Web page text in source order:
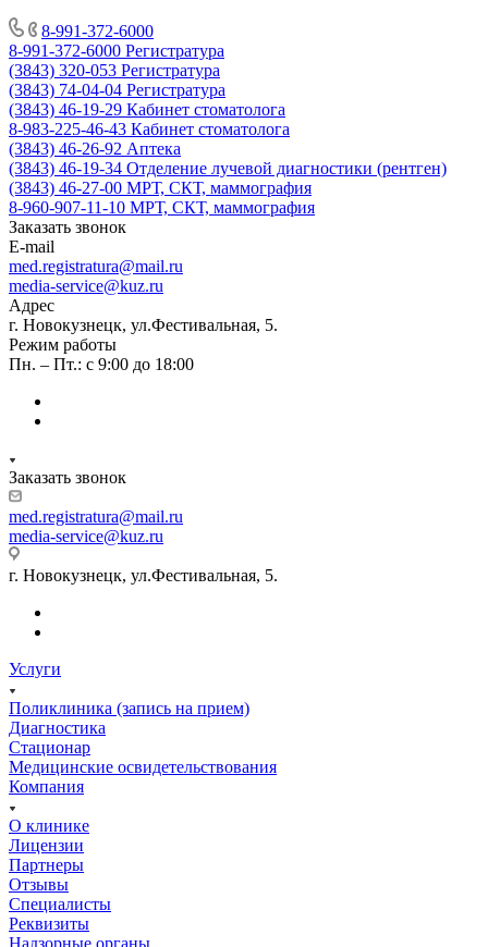
8-991-372-6000
8-991-372-6000 Регистратура
(3843) 320-053 Регистратура
(3843) 74-04-04 Регистратура
(3843) 46-19-29 Кабинет стоматолога
8-983-225-46-43 Кабинет стоматолога
(3843) 46-26-92 Аптека
(3843) 46-19-34 Отделение лучевой диагностики (рентген)
(3843) 46-27-00 МРТ, СКТ, маммография
8-960-907-11-10 МРТ, СКТ, маммография
Заказать звонок
E-mail
med.registratura@mail.ru
media-service@kuz.ru
Адрес
г. Новокузнецк, ул.Фестивальная, 5.
Режим работы
Пн. – Пт.: с 9:00 до 18:00
Заказать звонок
med.registratura@mail.ru
media-service@kuz.ru
г. Новокузнецк, ул.Фестивальная, 5.
Услуги
Поликлиника (запись на прием)
Диагностика
Стационар
Медицинские освидетельствования
Компания
О клинике
Лицензии
Партнеры
Отзывы
Специалисты
Реквизиты
Надзорные органы